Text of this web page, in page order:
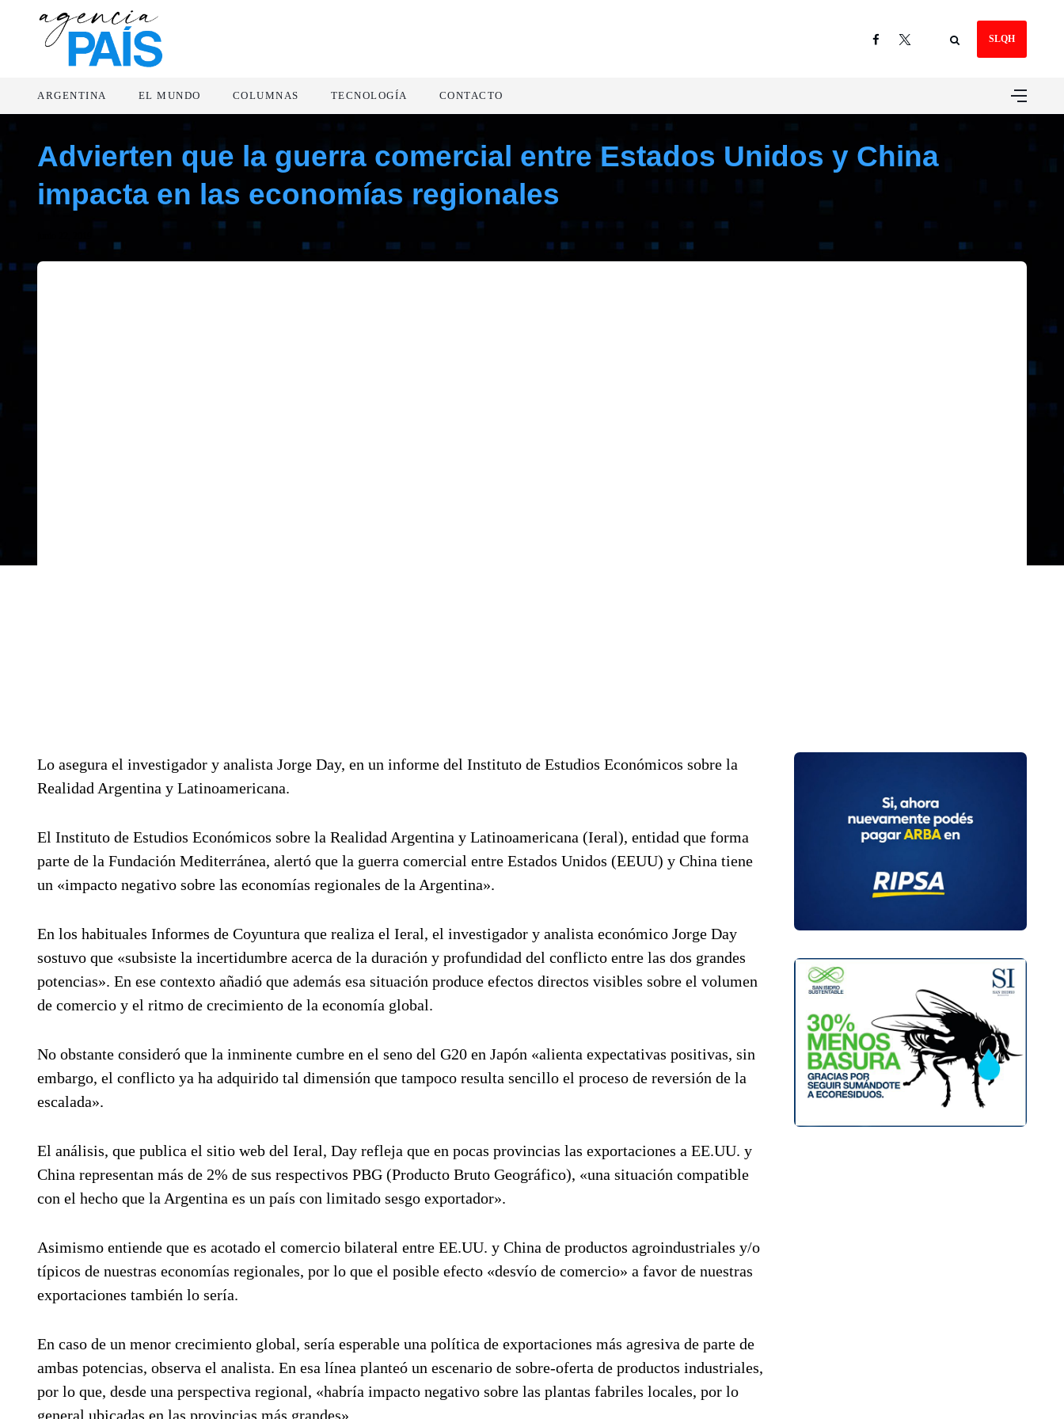
SLQH
ARGENTINA EL MUNDO COLUMNAS TECNOLOGÍA CONTACTO
Advierten que la guerra comercial entre Estados Unidos y China
impacta en las economías regionales
Lo asegura el investigador y analista Jorge Day, en un informe del Instituto de Estudios Económicos sobre la
Realidad Argentina y Latinoamericana.
El Instituto de Estudios Económicos sobre la Realidad Argentina y Latinoamericana (Ieral), entidad que forma
parte de la Fundación Mediterránea, alertó que la guerra comercial entre Estados Unidos (EEUU) y China tiene
un «impacto negativo sobre las economías regionales de la Argentina».
En los habituales Informes de Coyuntura que realiza el Ieral, el investigador y analista económico Jorge Day
sostuvo que «subsiste la incertidumbre acerca de la duración y profundidad del conflicto entre las dos grandes
potencias». En ese contexto añadió que además esa situación produce efectos directos visibles sobre el volumen
de comercio y el ritmo de crecimiento de la economía global.
No obstante consideró que la inminente cumbre en el seno del G20 en Japón «alienta expectativas positivas, sin
embargo, el conflicto ya ha adquirido tal dimensión que tampoco resulta sencillo el proceso de reversión de la
escalada».
El análisis, que publica el sitio web del Ieral, Day refleja que en pocas provincias las exportaciones a EE.UU. y
China representan más de 2% de sus respectivos PBG (Producto Bruto Geográfico), «una situación compatible
con el hecho que la Argentina es un país con limitado sesgo exportador».
Asimismo entiende que es acotado el comercio bilateral entre EE.UU. y China de productos agroindustriales y/o
típicos de nuestras economías regionales, por lo que el posible efecto «desvío de comercio» a favor de nuestras
exportaciones también lo sería.
En caso de un menor crecimiento global, sería esperable una política de exportaciones más agresiva de parte de
ambas potencias, observa el analista. En esa línea planteó un escenario de sobre-oferta de productos industriales,
por lo que, desde una perspectiva regional, «habría impacto negativo sobre las plantas fabriles locales, por lo
general ubicadas en las provincias más grandes».